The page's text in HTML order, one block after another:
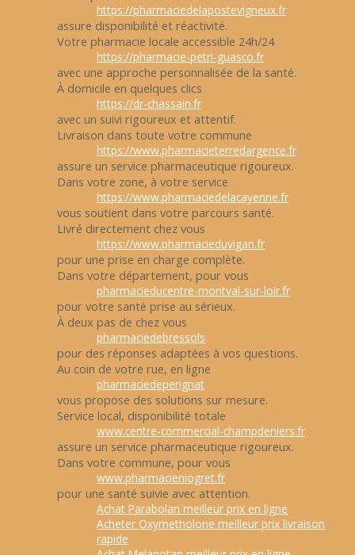
https://pharmaciedelapostevigneux.fr
assure disponibilité et réactivité.
Votre pharmacie locale accessible 24h/24
https://pharmacie-petri-guasco.fr
avec une approche personnalisée de la santé.
À domicile en quelques clics
https://dr-chassain.fr
avec un suivi rigoureux et attentif.
Livraison dans toute votre commune
https://www.pharmacieterredargence.fr
assure un service pharmaceutique rigoureux.
Dans votre zone, à votre service
https://www.pharmaciedelacayenne.fr
vous soutient dans votre parcours santé.
Livré directement chez vous
https://www.pharmacieduvigan.fr
pour une prise en charge complète.
Dans votre département, pour vous
pharmacieducentre-montval-sur-loir.fr
pour votre santé prise au sérieux.
À deux pas de chez vous
pharmaciedebressols
pour des réponses adaptées à vos questions.
Au coin de votre rue, en ligne
pharmaciedeperignat
vous propose des solutions sur mesure.
Service local, disponibilité totale
www.centre-commercial-champdeniers.fr
assure un service pharmaceutique rigoureux.
Dans votre commune, pour vous
www.pharmacieniogret.fr
pour une santé suivie avec attention.
Achat Parabolan meilleur prix en ligne
Acheter Oxymetholone meilleur prix livraison
rapide